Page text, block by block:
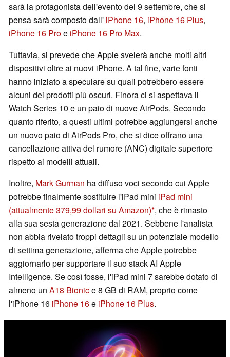
sarà la protagonista dell'evento del 9 settembre, che si
pensa sarà composto dall' iPhone 16, iPhone 16 Plus,
iPhone 16 Proe iPhone 16 Pro Max.
Tuttavia, si prevede che Apple svelerà anche molti altri
dispositivi oltre ai nuovi iPhone. A tal fine, varie fonti
hanno iniziato a speculare su quali potrebbero essere
alcuni dei prodotti più oscuri. Finora ci si aspettava il
Watch Series 10 e un paio di nuove AirPods. Secondo
quanto riferito, a questi ultimi potrebbe aggiungersi anche
un nuovo paio di AirPods Pro, che si dice offrano una
cancellazione attiva del rumore (ANC) digitale superiore
rispetto ai modelli attuali.
Inoltre, Mark Gurman ha diffuso voci secondo cui Apple
potrebbe finalmente sostituire l'iPad mini iPad mini
(attualmente 379,99 dollari su Amazon) , che è rimasto
alla sua sesta generazione dal 2021. Sebbene l'analista
non abbia rivelato troppi dettagli su un potenziale modello
di settima generazione, afferma che Apple potrebbe
aggiornarlo per supportare il suo stack AI Apple
Intelligence. Se così fosse, l'iPad mini 7 sarebbe dotato di
almeno un A18 Bionice 8 GB di RAM, proprio come
l'iPhone 16 iPhone 16e iPhone 16 Plus.